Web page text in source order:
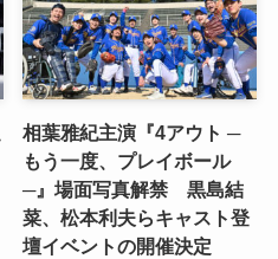
相葉雅紀主演『4アウト ─
もう一度、プレイボール
─』場面写真解禁 黒島結
菜、松本利夫らキャスト登
壇イベントの開催決定